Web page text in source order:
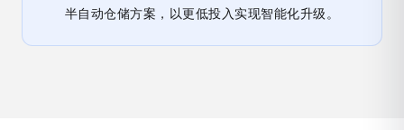
半自动仓储方案，以更低投入实现智能化升级。